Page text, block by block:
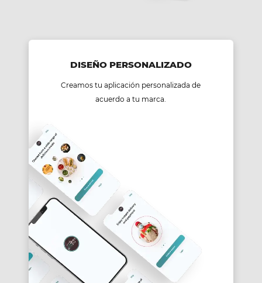
DISEÑO PERSONALIZADO
Creamos tu aplicación personalizada de
acuerdo a tu marca.